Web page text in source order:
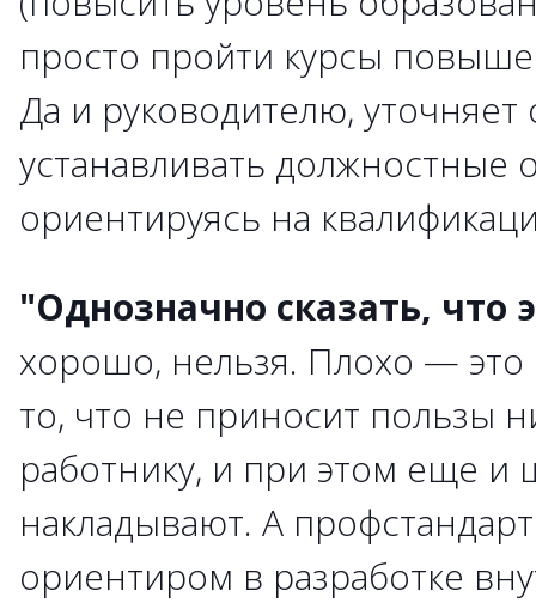
просто пройти курсы
Да и руководителю,
устанавливать должностные
ориентируясь на
"Однозначно сказать, что
хорошо, нельзя. Плохо — это
то, что не приносит пользы
работнику, и при этом еще и
накладывают. А
ориентиром в разработке